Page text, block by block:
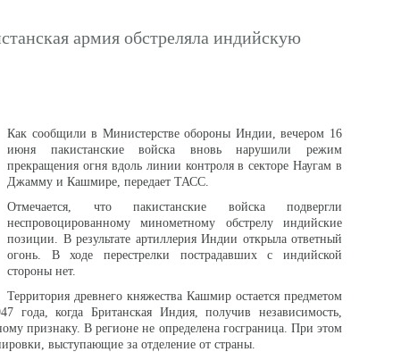
армия обстреляла индийскую
Как сообщили в Министерстве обороны Индии, вечером 16
июня пакистанские войска вновь нарушили режим
прекращения огня вдоль линии контроля в секторе Наугам в
Джамму и Кашмире, передает ТАСС.
Отмечается, что пакистанские войска подвергли
неспровоцированному минометному обстрелу индийские
позиции. В результате артиллерия Индии открыла ответный
огонь. В ходе перестрелки пострадавших с индийской
стороны нет.
Территория древнего княжества Кашмир остается предметом
когда Британская Индия, получив независимость,
признаку. В регионе не определена госграница. При этом
выступающие за отделение от страны.